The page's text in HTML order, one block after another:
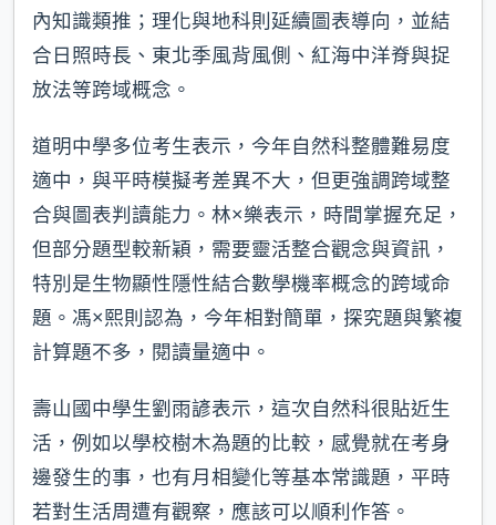
內知識類推；理化與地科則延續圖表導向，並結
合日照時長、東北季風背風側、紅海中洋脊與捉
放法等跨域概念。
道明中學多位考生表示，今年自然科整體難易度
適中，與平時模擬考差異不大，但更強調跨域整
合與圖表判讀能力。林×樂表示，時間掌握充足，
但部分題型較新穎，需要靈活整合觀念與資訊，
特別是生物顯性隱性結合數學機率概念的跨域命
題。馮×熙則認為，今年相對簡單，探究題與繁複
計算題不多，閱讀量適中。
壽山國中學生劉雨諺表示，這次自然科很貼近生
活，例如以學校樹木為題的比較，感覺就在考身
邊發生的事，也有月相變化等基本常識題，平時
若對生活周遭有觀察，應該可以順利作答。